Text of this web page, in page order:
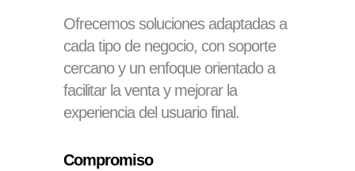
Ofrecemos soluciones adaptadas a
cada tipo de negocio, con soporte
cercano y un enfoque orientado a
facilitar la venta y mejorar la
experiencia del usuario final.
Compromiso